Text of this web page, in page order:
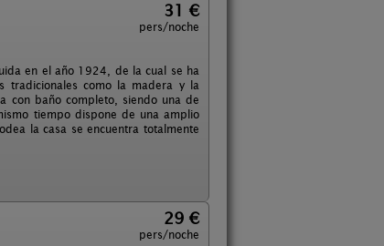
31 €
pers/noche
en el año 1924, de la cual se ha
tradicionales como la madera y la
con baño completo, siendo una de
tiempo dispone de una amplio
la casa se encuentra totalmente
29 €
pers/noche